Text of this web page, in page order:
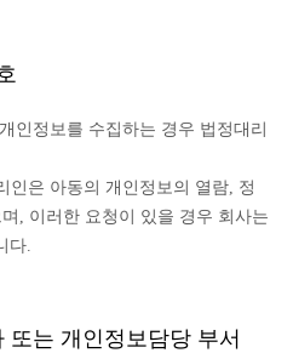
인정보를 수집하는 경우 법정대리
인은 아동의 개인정보의 열람, 정
, 이러한 요청이 있을 경우 회사는
다.
또는 개인정보담당 부서